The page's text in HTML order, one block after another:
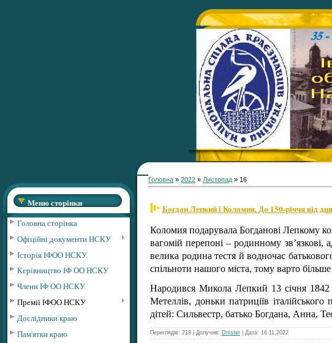
Меню сторінки
Головна сторінка
Офіційні документи НСКУ
Історія ІФОО НСКУ
Керівництво ІФ ОО НСКУ
Члени ІФ ОО НСКУ
Премії ІФОО НСКУ
Дослідники краю
Пам'ятки краю
Головна » 2022 » Листопад » 16
Богдан Лепкий і Коломия. До 150-річчя від
Коломия подарувала Богданові Лепкому
вагомій перепоні – родинному
велика родина тестя й водночас
спільноти нашого міста, тому варто більше
Народився Микола Лепкий 13 січня 1842
Метеллів, доньки патриціїв
дітей: Сильвестр, батько Богдана, Анна,
Переглядів: 218 | Долучив: Dnister | Дата: 16.11.2022